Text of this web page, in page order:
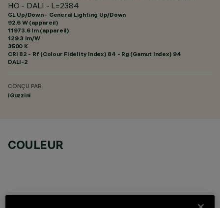
HO - DALI - L=2384
GL Up/Down - General Lighting Up/Down
92.6 W (appareil)
11973.6 lm (appareil)
129.3 lm/W
3500 K
CRI 82 - Rf (Colour Fidelity Index) 84 - Rg (Gamut Index) 94
DALI-2
CONÇU PAR
iGuzzini
COULEUR